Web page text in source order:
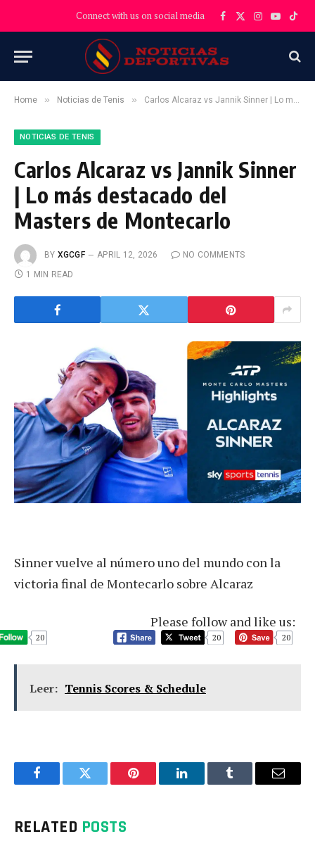
Connect with us on social media Facebook
X
Instagram
YouTube
Home » Noticias de Tenis » Carlos Alcaraz vs Jannik Sinner | Lo más destacado del Masters de Montecarlo
NOTICIAS DE TENIS
Carlos Alcaraz vs Jannik Sinner
| Lo más destacado del
Masters de Montecarlo
BY XGCGF APRIL 12, 2026
NO COMMENTS
1 MIN READ
Sinner vuelve al número uno del mundo con la
victoria final de Montecarlo sobre Alcaraz
Please follow and like us:
20 20 20
Leer: Tennis Scores & Schedule
FacebookTwitter Pinterest LinkedInTumblr Email
RELATED POSTS